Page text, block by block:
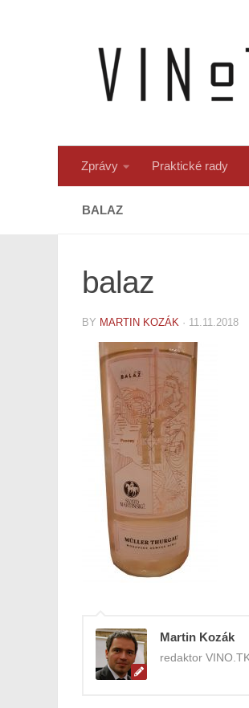
Zprávy Praktické rady
BALAZ
balaz
BY MARTIN KOZÁK · 11.11.2018
Martin Kozák
redaktor